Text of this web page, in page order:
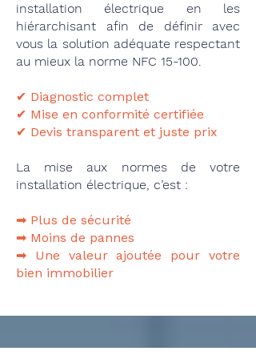
installation électrique en les
hiérarchisant afin de définir avec
vous la solution adéquate respectant
au mieux la norme NFC 15-100.
✔ Diagnostic complet
✔ Mise en conformité certifiée
✔ Devis transparent et juste prix
La mise aux normes de votre
installation électrique, c’est :
➡ Plus de sécurité
➡ Moins de pannes
➡ Une valeur ajoutée pour votre
bien immobilier